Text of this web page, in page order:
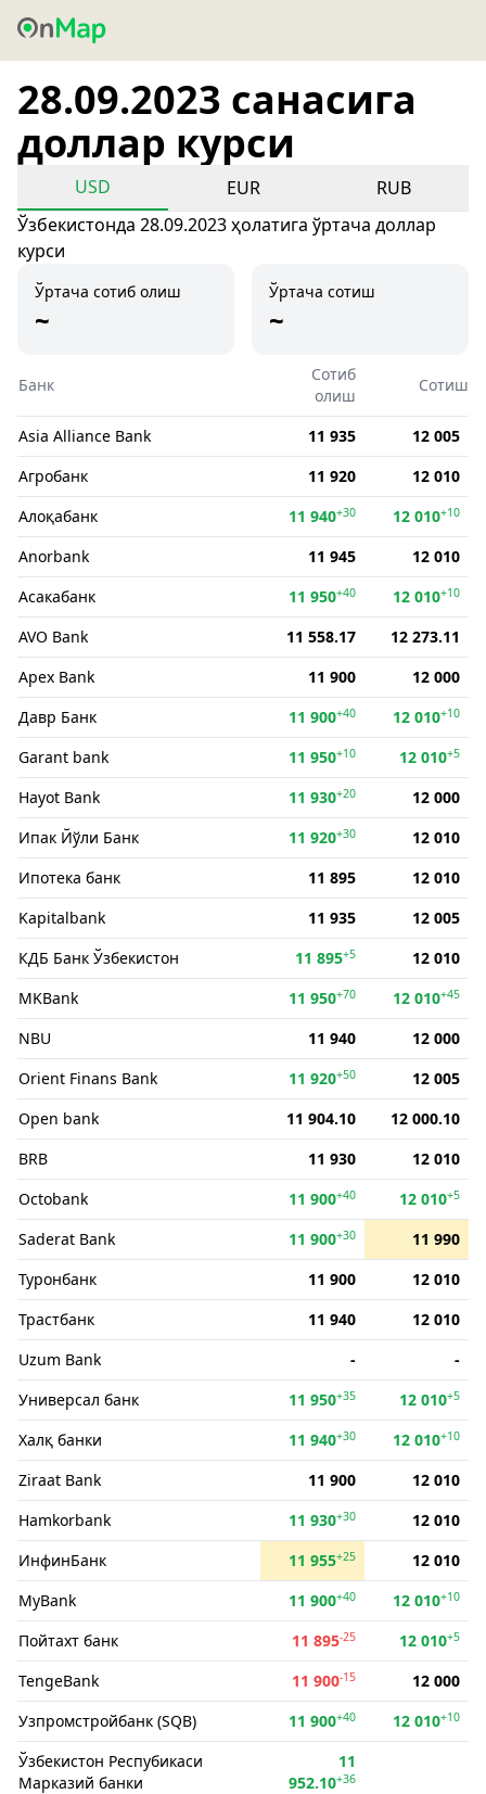
28.09.2023 санасига
доллар курси
USD EUR
RUB
Ўзбекистонда 28.09.2023 ҳолатига ўртача доллар
курси
Ўртача сотиб олиш
~
Ўртача сотиш
~
Банк
Сотиб
олиш
Сотиш
Asia Alliance Bank 11 935
12 005
Агробанк
11 920
12 010
Алоқабанк
11 940+30 12 010+10
Anorbank 11 945
12 010
Асакабанк
11 950+40 12 010+10
AVO Bank 11 558.17
12 273.11
Apex Bank
11 900
12 000
Давр Банк
11 900+40 12 010+10
Garant bank 11 950+10 12 010+5
Hayot Bank 11 930+20
12 000
Ипак Йўли Банк
11 920+30
12 010
Ипотека банк
11 895
12 010
Kapitalbank
11 935
12 005
КДБ Банк Ўзбекистон
11 895+5
12 010
MKBank
11 950+70 12 010+45
NBU 11 940
12 000
Orient Finans Bank
11 920+50
12 005
Open bank
11 904.10
12 000.10
BRB
11 930
12 010
Octobank
11 900+40 12 010+5
Saderat Bank 11 900+30
11 990
Туронбанк
11 900
12 010
Трастбанк
11 940
12 010
Uzum Bank
-
-
Универсал банк
11 950+35 12 010+5
Халқ банки 11 940+30 12 010+10
Ziraat Bank 11 900
12 010
Hamkorbank
11 930+30
12 010
ИнфинБанк
11 955+25
12 010
MyBank
11 900+40 12 010+10
Пойтахт банк 11 895-25 12 010+5
TengeBank 11 900-15
12 000
Узпромстройбанк (SQB)
11 900+40 12 010+10
Ўзбекистон Респубикаси
Марказий банки
11
952.10+36